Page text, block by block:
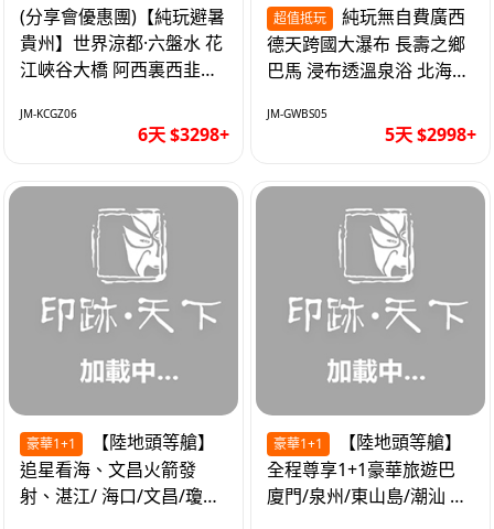
(分享會優惠團)【純玩避暑
貴州】世界涼都·六盤水 花
江峽谷大橋 阿西裏西韭菜
JM-KCGZ06
6天 $3298+
超值抵玩
德天跨國大瀑布 長壽之鄉
巴馬 浸布透溫泉浴 北海銀
JM-GWBS05
5天 $2998+
豪華1+1
追星看海、文昌火箭發
射、湛江/ 海口/文昌/瓊海/
豪華1+1
全程尊享1+1豪華旅遊巴
廈門/泉州/東山島/潮汕 精